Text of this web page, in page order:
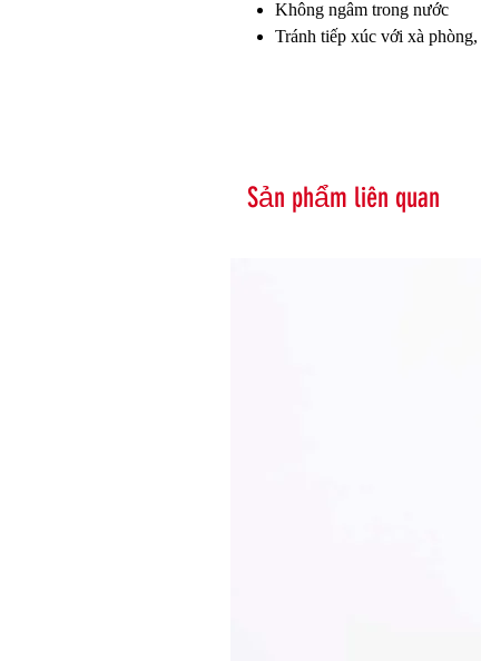
Không ngâm trong nước
Tránh tiếp xúc với xà
Sản phẩm liên quan